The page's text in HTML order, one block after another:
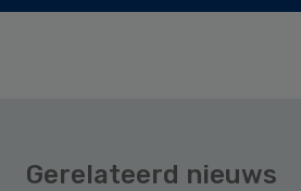
Gerelateerd nieuws